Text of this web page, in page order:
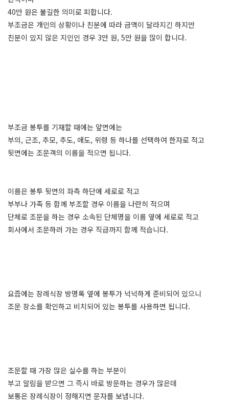
40만 원은 불길한 의미로 피합니다.
부조금은 개인의 상황이나 친분에 따라 금액이 달라지긴 하지만
친분이 있지 않은 지인인 경우 3만 원, 5만 원을 많이 합니다.
부조금 봉투를 기재할 때에는 앞면에는
부의, 근조, 추모, 추도, 애도, 위령 등 하나를 선택하여 한자로 적고
뒷면에는 조문객의 이름을 적으면 됩니다.
이름은 봉투 뒷면의 좌측 하단에 세로로 적고
부부나 가족 등 함께 부조할 경우 이름을 나란히 적으며
단체로 조문을 하는 경우 소속된 단체명을 이름 옆에 세로로 적고
회사에서 조문하러 가는 경우 직급까지 함께 적습니다.
요즘에는 장례식장 방명록 옆에 봉투가 넉넉하게 준비되어 있으니
조문 장소를 확인하고 비치되어 있는 봉투를 사용하면 됩니다.
조문할 때 가장 많은 실수를 하는 부분이
부고 알림을 받으면 그 즉시 바로 방문하는 경우가 많은데
보통은 장례식장이 정해지면 문자를 보냅니다.